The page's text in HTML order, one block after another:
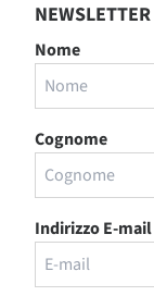
NEWSLETTER
Nome
Cognome
Indirizzo E-mail